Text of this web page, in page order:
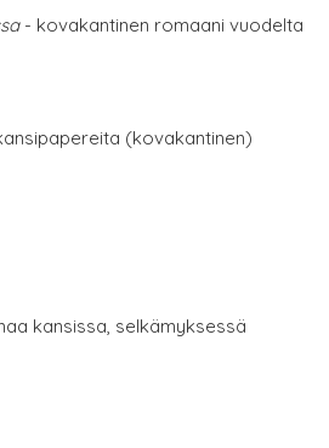
- kovakantinen romaani vuodelta
(kovakantinen)
kansissa, selkämyksessä